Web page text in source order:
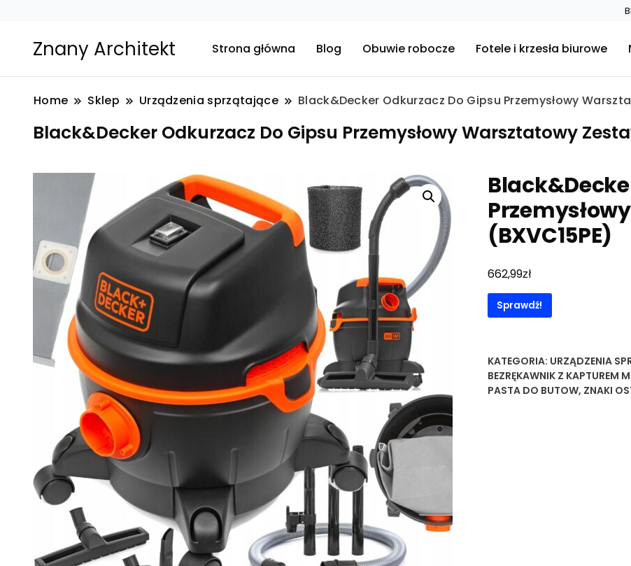
Znany Architekt Strona główna Blog Obuwie robocze Fotele i krzesła biurowe
Home Sklep Urządzenia sprzątające Black&Decker Odkurzacz Do Gipsu Przemysłowy
Black&Decker Odkurzacz Do Gipsu Przemysłowy Warsztatowy
(BXVC15PE)
662,99zł
Sprawdź!
KATEGORIA: URZĄDZENIA
BEZRĘKAWNIK Z KAPTUREM
PASTA DO BUTOW, ZNAKI